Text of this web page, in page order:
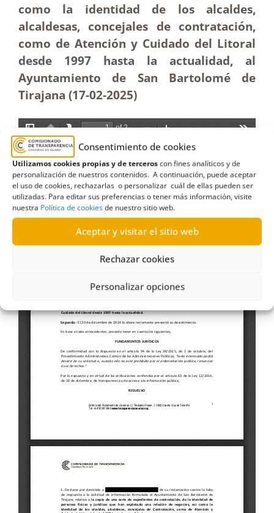
Consentimiento de cookies
Utilizamos cookies propias y de terceroscon fines analíticos y de
personalización de nuestros contenidos. A continuación, puede aceptar
el uso de cookies, rechazarlas o personalizar cuál de ellas pueden ser
utilizadas. Para editar sus preferencias o tener más información, visite
nuestra Política de cookiesde nuestro sitio web.
Aceptar y visitar el sitio web
Rechazar cookies
Personalizar opciones
como la identidad de los alcaldes,
alcaldesas, concejales de contratación,
como de Atención y Cuidado del Litoral
desde 1997 hasta la actualidad, al
Ayuntamiento de San Bartolomé de
Tirajana (17-02-2025)